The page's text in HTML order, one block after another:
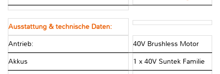
Ausstattung & technische Daten:
Antrieb: 40V Brushless Motor
Akkus 1 x 40V Suntek Familie